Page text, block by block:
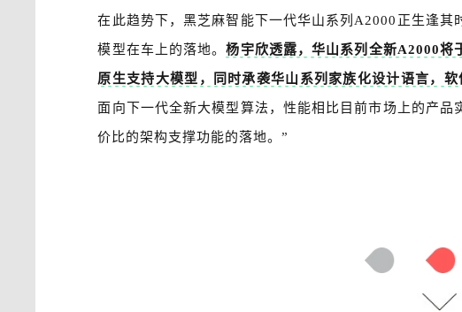
在此趋势下，黑芝麻智能下一代华山系列A2000正生逢
模型在车上的落地。杨宇欣透露，华山系列全新A2000将
原生支持大模型，同时承袭华山系列家族化设计语言，软
面向下一代全新大模型算法，性能相比目前市场上的产
价比的架构支撑功能的落地。”